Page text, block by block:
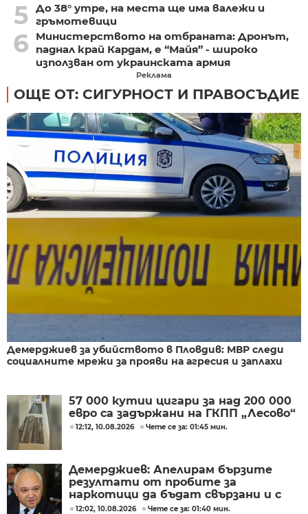
5 До 38° утре, на места ще има валежи и
гръмотевици
6
Министерството на отбраната: Дронът,
паднал край Кардам, е “Майя” - широко
използван от украинската армия
Реклама
ОЩЕ ОТ: СИГУРНОСТ И ПРАВОСЪДИЕ
Демерджиев за убийството в Пловдив: МВР следи
социалните мрежи за прояви на агресия и заплахи
57 000 кутии цигари за над 200 000
евро са задържани на ГКПП „Лесово“
12:12, 10.08.2026 Чете се за: 01:45 мин.
Демерджиев: Апелирам бързите
резултати от пробите за
наркотици да бъдат свързани и с
бързо приключване на делата
12:02, 10.08.2026 Чете се за: 01:40 мин.